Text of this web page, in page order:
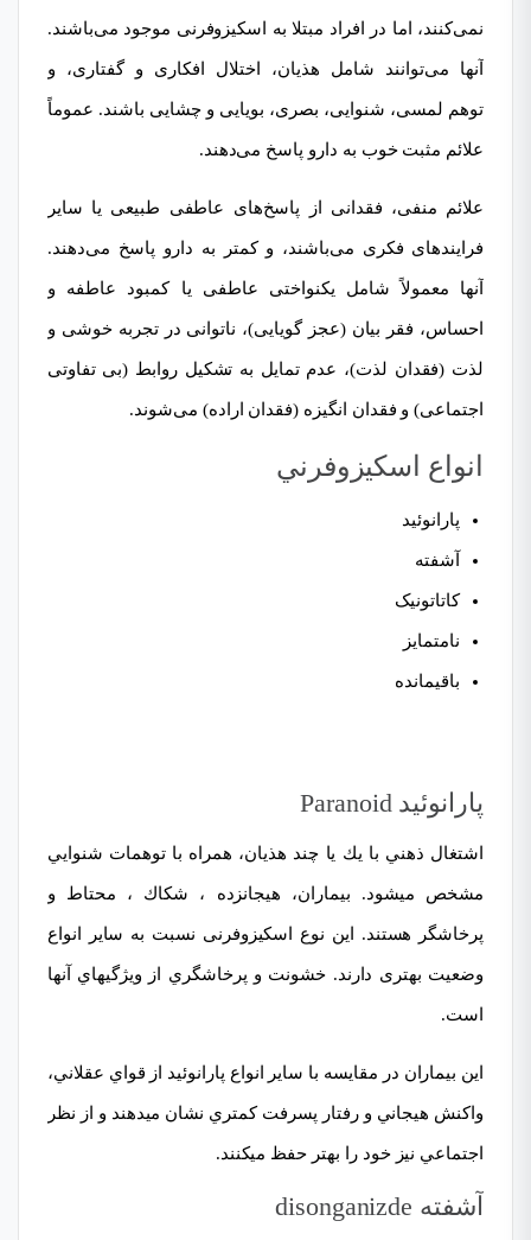
نمی‌کنند، اما در افراد مبتلا به اسکیزوفرنی موجود می‌باشند.
آنها می‌توانند شامل هذیان، اختلال افکاری و گفتاری، و
توهم لمسی، شنوایی، بصری، بویایی و چشایی باشند. عموماً
علائم مثبت خوب به دارو پاسخ می‌دهند.
علائم منفی، فقدانی از پاسخ‌های عاطفی طبیعی یا سایر
فرایندهای فکری می‌باشند، و کمتر به دارو پاسخ می‌دهند.
آنها معمولاً شامل یکنواختی عاطفی یا کمبود عاطفه و
احساس، فقر بیان (عجز گویایی)، ناتوانی در تجربه خوشی و
لذت (فقدان لذت)، عدم تمایل به تشکیل روابط (بی تفاوتی
اجتماعی) و فقدان انگیزه (فقدان اراده) می‌شوند.
انواع اسكيزوفرني
پارانوئید
آشفته
کاتاتونیک
نامتمایز
باقیمانده
پارانوئيد Paranoid
اشتغال ذهني با يك يا چند هذيان، همراه باتوهمات شنوايي
مشخص مي­شود. بيماران، هيجان­زده ، شكاك ، محتاط و
پرخاشگر هستند. اين نوع اسكيزوفرنی نسبت به ساير انواع
وضعيت بهتری دارند. خشونت و پرخاشگري از ويژگي­هاي آن­ها
است.
اين بيماران در مقايسه با ساير انواع پارانوئید از قواي عقلاني،
واكنش هيجاني و رفتار پسرفت كمتري نشان مي­دهند و از نظر
اجتماعي نيز خود را بهتر حفظ مي­كنند.
آشفته disonganizde